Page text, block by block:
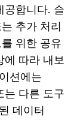
공합니다. 슬
추가 처리
위한 공유
에 따라 내보
션에는
는 다른 도구
데이터